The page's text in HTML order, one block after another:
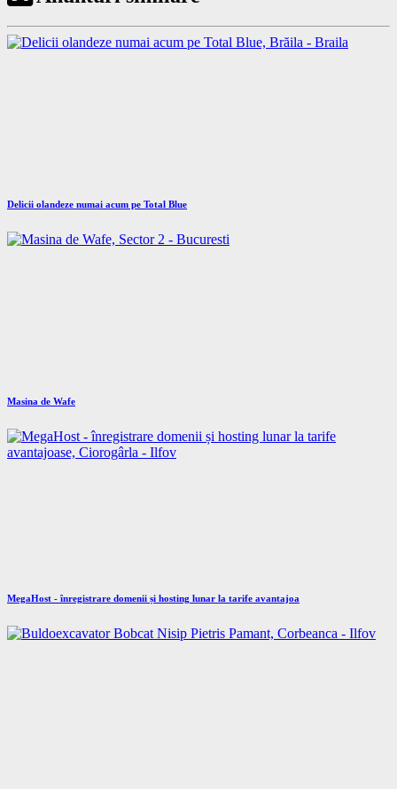
Delicii olandeze numai acum pe Total Blue
Masina de Wafe
MegaHost - înregistrare domenii și hosting lunar la tarife avantajoa